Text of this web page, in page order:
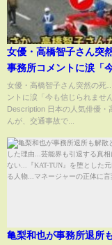
女優・高橋智子さん突
事務所コメントに涙「
られません」
女優・高橋智子さん突然の死
ントに涙「今も信じられませ
Description 日本の人気俳優・
んが、交通事故で...
亀梨和也が事務所退所